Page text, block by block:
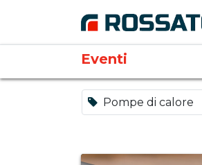
Eventi
Pompe di calore